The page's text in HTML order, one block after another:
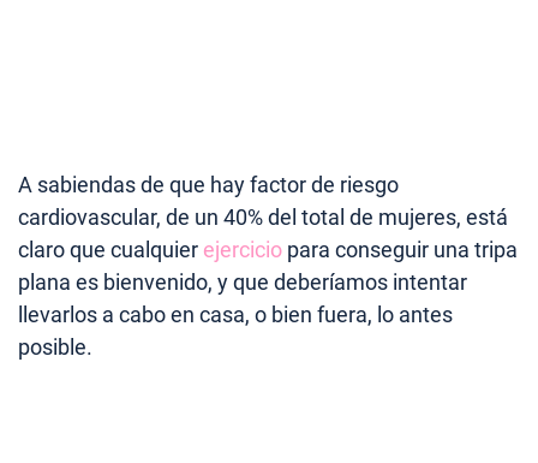
A sabiendas de que hay factor de riesgo
cardiovascular, de un 40% del total de mujeres, está
claro que cualquier ejercicio para conseguir una tripa
plana es bienvenido, y que deberíamos intentar
llevarlos a cabo en casa, o bien fuera, lo antes
posible.